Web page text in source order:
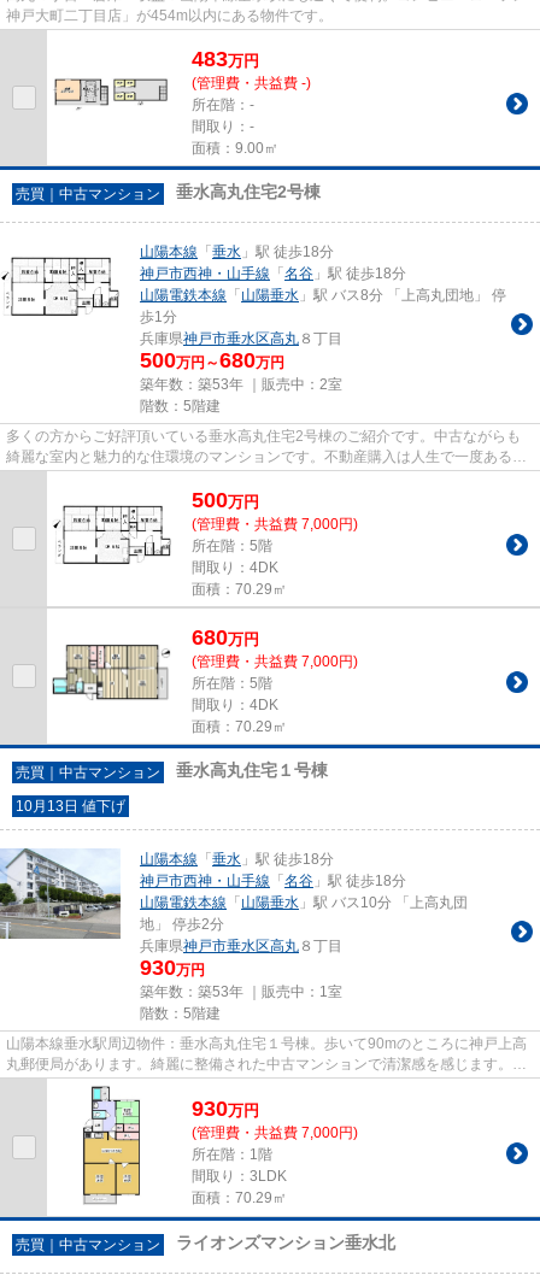
神戸大町二丁目店」が454m以内にある物件です。
483万円
(管理費・共益費 -)
所在階：-
間取り：-
面積：9.00㎡
売買｜中古マンション 垂水高丸住宅2号棟
山陽本線 「 垂水 」駅 徒歩18分
神戸市西神・山手線 「 名谷 」駅 徒歩18分
山陽電鉄本線 「 山陽垂水 」駅 バス8分 「上高丸団地」 停
歩1分
兵庫県神戸市垂水区高丸 ８丁目
500万円～680万円
築年数：築53年 ｜販売中： 2室
階数：5階建
多くの方からご好評頂いている垂水高丸住宅2号棟のご紹介です。中古ながらも
綺麗な室内と魅力的な住環境のマンションです。不動産購入は人生で一度あるか
500万円
(管理費・共益費 7,000円)
所在階：5階
間取り：4DK
面積：70.29㎡
680万円
(管理費・共益費 7,000円)
所在階：5階
間取り：4DK
面積：70.29㎡
売買｜中古マンション 垂水高丸住宅１号棟
10月13日 値下げ
山陽本線 「 垂水 」駅 徒歩18分
神戸市西神・山手線 「 名谷 」駅 徒歩18分
山陽電鉄本線 「 山陽垂水 」駅 バス10分 「上高丸団
地」 停歩2分
兵庫県神戸市垂水区高丸 ８丁目
930万円
築年数：築53年 ｜販売中： 1室
階数：5階建
山陽本線垂水駅周辺物件：垂水高丸住宅１号棟。歩いて90mのところに神戸上高
丸郵便局があります。綺麗に整備された中古マンションで清潔感を感じます。神
戸市垂水区で不動産の購入をご...
930万円
(管理費・共益費 7,000円)
所在階：1階
間取り：3LDK
面積：70.29㎡
売買｜中古マンション ライオンズマンション垂水北